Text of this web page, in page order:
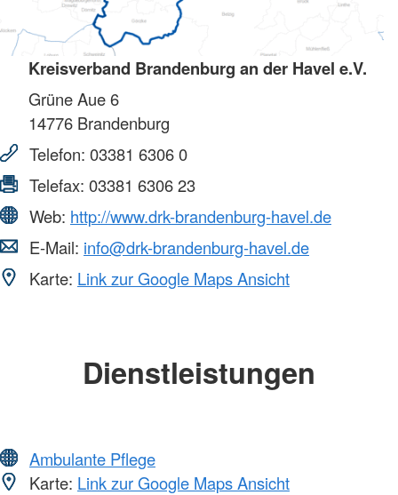
Kreisverband Brandenburg an der Havel e.V.
Grüne Aue 6
14776 Brandenburg
Telefon: 03381 6306 0
Telefax: 03381 6306 23
Web: http://www.drk-brandenburg-havel.de
E-Mail: info@drk-brandenburg-havel.de
Karte: Link zur Google Maps Ansicht
Dienstleistungen
Ambulante Pflege
Karte: Link zur Google Maps Ansicht